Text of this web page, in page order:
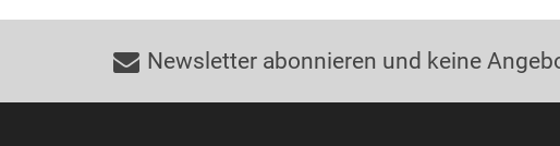
Newsletter abonnieren und keine